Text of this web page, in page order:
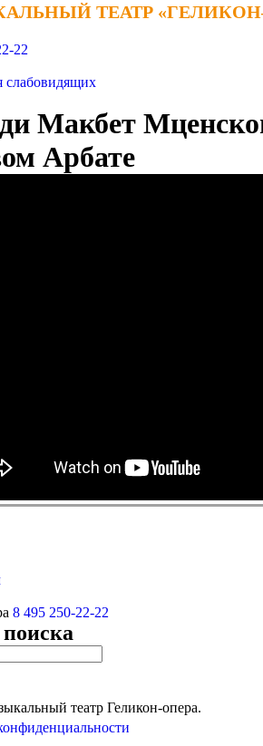
ТЕАТР
ТЕАТР
22
слабовидящих
Макбет
Арбате
8 495 250-22-22
театр Геликон-опера.